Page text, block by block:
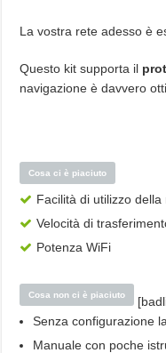
La vostra rete adesso è
Questo kit supporta il
navigazione è davvero
Cosa ci è piaciuto
Facilità di utilizzo della
Velocità di
Potenza WiFi
Cosa non ci è piaciuto
Senza configurazione
Manuale con poche